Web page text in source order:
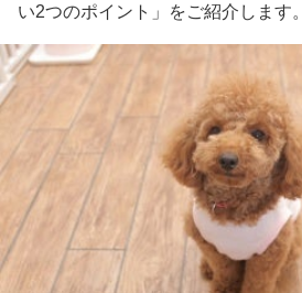
い2つのポイント」をご紹介します。